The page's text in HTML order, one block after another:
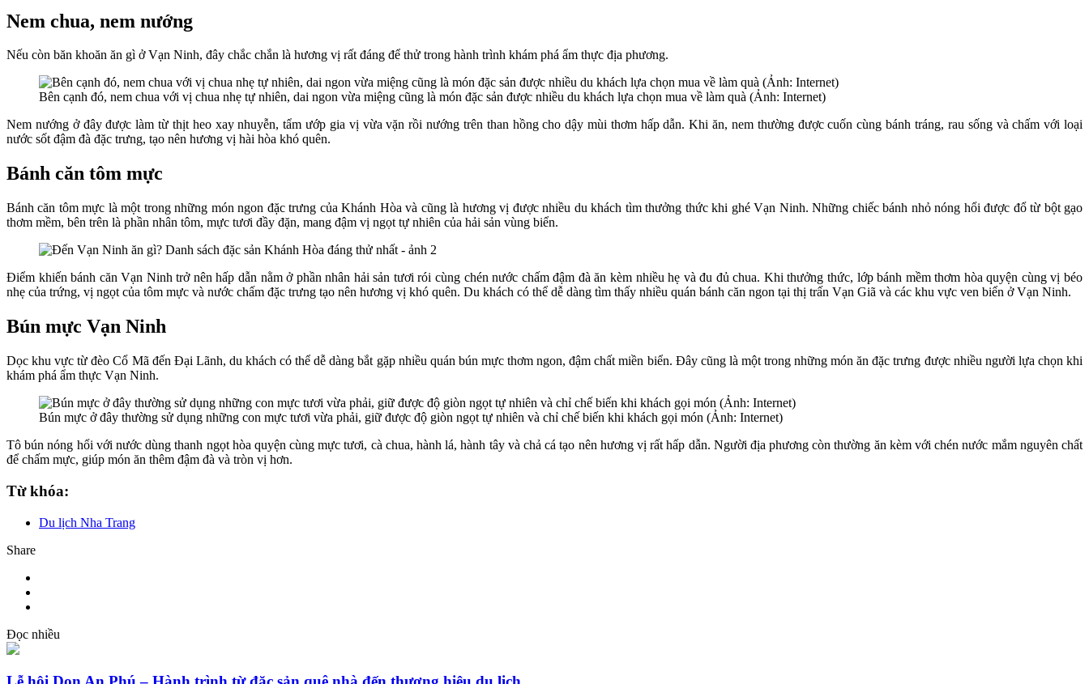
Nem chua, nem nướng
Nếu còn băn khoăn ăn gì ở Vạn Ninh, đây chắc chắn là hương vị rất đáng để thử trong hành trình khám phá ẩm thực địa phương.
Bên cạnh đó, nem chua với vị chua nhẹ tự nhiên, dai ngon vừa miệng cũng là món đặc sản được nhiều du khách lựa chọn mua về làm quà (Ảnh: Internet)
Nem nướng ở đây được làm từ thịt heo xay nhuyễn, tẩm ướp gia vị vừa vặn rồi nướng trên than hồng cho dậy mùi thơm hấp dẫn. Khi ăn, nem thường được cuốn cùng bánh tráng, rau sống và chấm với loại
nước sốt đậm đà đặc trưng, tạo nên hương vị hài hòa khó quên.
Bánh căn tôm mực
Bánh căn tôm mực là một trong những món ngon đặc trưng của Khánh Hòa và cũng là hương vị được nhiều du khách tìm thưởng thức khi ghé Vạn Ninh. Những chiếc bánh nhỏ nóng hổi được đổ từ bột gạo
thơm mềm, bên trên là phần nhân tôm, mực tươi đầy đặn, mang đậm vị ngọt tự nhiên của hải sản vùng biển.
Điểm khiến bánh căn Vạn Ninh trở nên hấp dẫn nằm ở phần nhân hải sản tươi rói cùng chén nước chấm đậm đà ăn kèm nhiều hẹ và đu đủ chua. Khi thưởng thức, lớp bánh mềm thơm hòa quyện cùng vị béo
nhẹ của trứng, vị ngọt của tôm mực và nước chấm đặc trưng tạo nên hương vị khó quên. Du khách có thể dễ dàng tìm thấy nhiều quán bánh căn ngon tại thị trấn Vạn Giã và các khu vực ven biển ở Vạn Ninh.
Bún mực Vạn Ninh
Dọc khu vực từ đèo Cổ Mã đến Đại Lãnh, du khách có thể dễ dàng bắt gặp nhiều quán bún mực thơm ngon, đậm chất miền biển. Đây cũng là một trong những món ăn đặc trưng được nhiều người lựa chọn khi
khám phá ẩm thực Vạn Ninh.
Bún mực ở đây thường sử dụng những con mực tươi vừa phải, giữ được độ giòn ngọt tự nhiên và chỉ chế biến khi khách gọi món (Ảnh: Internet)
Tô bún nóng hổi với nước dùng thanh ngọt hòa quyện cùng mực tươi, cà chua, hành lá, hành tây và chả cá tạo nên hương vị rất hấp dẫn. Người địa phương còn thường ăn kèm với chén nước mắm nguyên chất
để chấm mực, giúp món ăn thêm đậm đà và tròn vị hơn.
Từ khóa:
Du lịch Nha Trang
Share
Đọc nhiều